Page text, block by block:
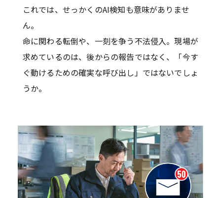
これでは、せっかくのAI検知も意味がありませ
ん。
命に関わる転倒や、一刻を争う不法侵入。現場が
求めているのは、後からの報告ではなく、「今す
ぐ動けるための確実な呼び出し」ではないでしょ
うか。